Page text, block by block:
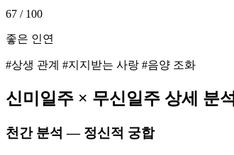
67 / 100
좋은 인연
#상생 관계 #지지받는 사랑 #음양 조화
신미 일주 × 무신일주 상세 분석
천간 분석 — 정신적 궁합